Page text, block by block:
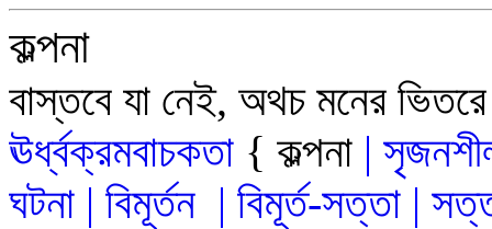
কল্পনা
বাস্তবে যা নেই, অথচ মনের
ঊর্ধ্বক্রমবাচকতা { কল্পনা |
ঘটনা | বিমূর্তন | বিমূর্ত-সত্ত |